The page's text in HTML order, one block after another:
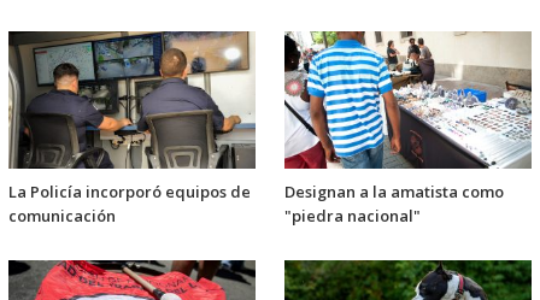
La Policía incorporó equipos de
comunicación
Designan a la amatista como
"piedra nacional"